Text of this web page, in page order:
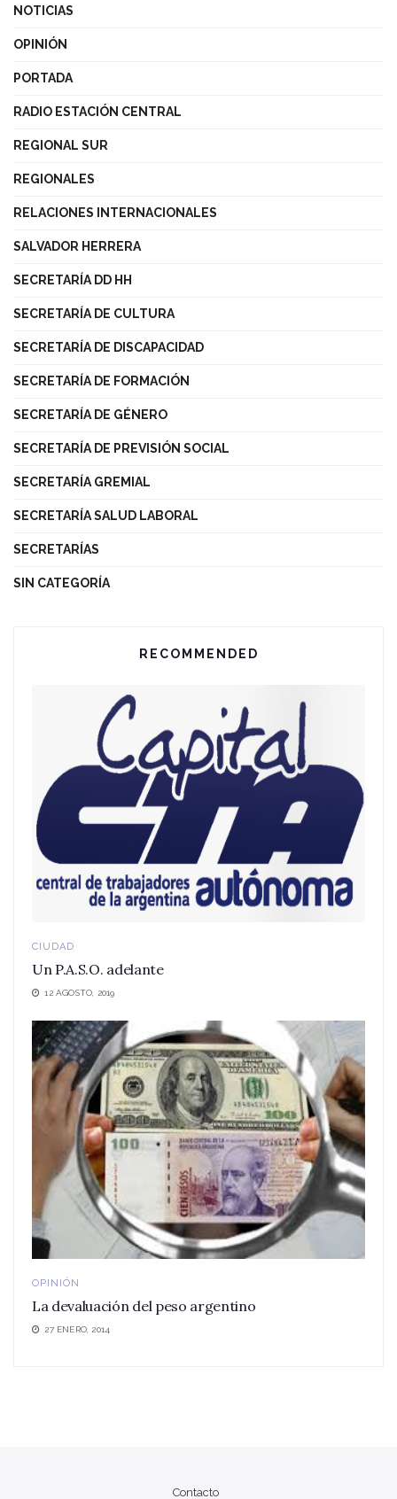
NOTICIAS
OPINIÓN
PORTADA
RADIO ESTACIÓN CENTRAL
REGIONAL SUR
REGIONALES
RELACIONES INTERNACIONALES
SALVADOR HERRERA
SECRETARÍA DD HH
SECRETARÍA DE CULTURA
SECRETARÍA DE DISCAPACIDAD
SECRETARÍA DE FORMACIÓN
SECRETARÍA DE GÉNERO
SECRETARÍA DE PREVISIÓN SOCIAL
SECRETARÍA GREMIAL
SECRETARÍA SALUD LABORAL
SECRETARÍAS
SIN CATEGORÍA
RECOMMENDED
CIUDAD
Un P.A.S.O. adelante
12 AGOSTO, 2019
OPINIÓN
La devaluación del peso argentino
27 ENERO, 2014
Contacto